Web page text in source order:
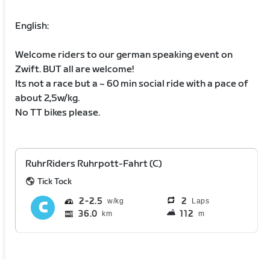
English:
Welcome riders to our german speaking event on
Zwift. BUT all are welcome!
Its not a race but a ~ 60 min social ride with a pace of
about 2,5w/kg.
No TT bikes please.
RuhrRiders Ruhrpott-Fahrt (C)
Tick Tock
2 2.5 2 Laps
36.0 km 112 m